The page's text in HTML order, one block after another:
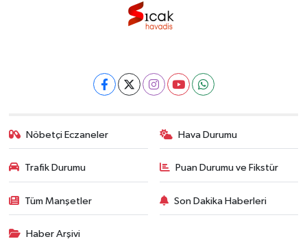
Nöbetçi Eczaneler Hava Durumu
Trafik Durumu Puan Durumu ve Fikstür
Tüm Manşetler Son Dakika Haberleri
Haber Arşivi